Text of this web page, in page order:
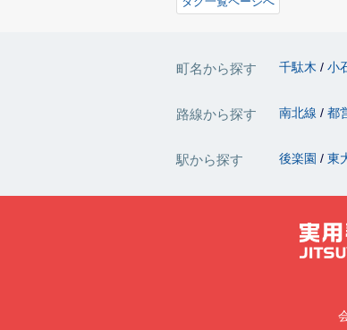
町名から探す 千駄木 小
路線から探す 南北線 都
駅から探す 後楽園 東